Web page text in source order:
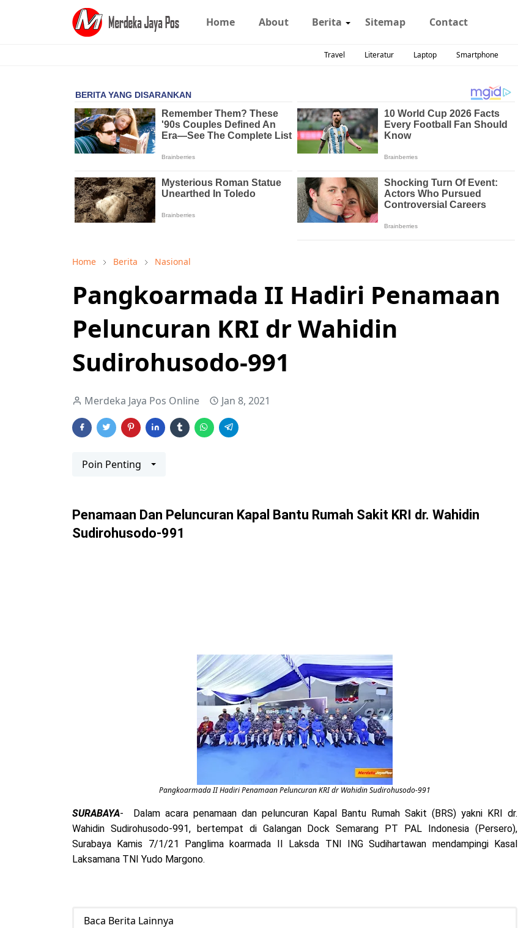
Home About Berita Sitemap Contact
Travel Literatur Laptop Smartphone
Home Berita Nasional
Pangkoarmada II Hadiri Penamaan
Peluncuran KRI dr Wahidin
Sudirohusodo-991
Merdeka Jaya Pos Online Jan 8, 2021
Poin Penting
Penamaan Dan Peluncuran Kapal Bantu Rumah Sakit KRI dr. Wahidin
Sudirohusodo-991
Pangkoarmada II Hadiri Penamaan Peluncuran KRI dr Wahidin Sudirohusodo-991
SURABAYA- Dalam acara penamaan dan peluncuran Kapal Bantu Rumah Sakit (BRS) yakni KRI dr.
Wahidin Sudirohusodo-991, bertempat di Galangan Dock Semarang PT PAL Indonesia (Persero),
Surabaya Kamis 7/1/21 Panglima koarmada II Laksda TNI ING Sudihartawan mendampingi Kasal
Laksamana TNI Yudo Margono.
Baca Berita Lainnya